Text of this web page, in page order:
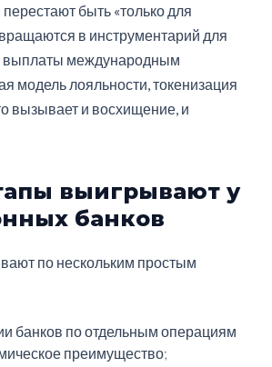
быть «только для
в инструментарий для
выплаты международным
модель лояльности, токенизация
вызывает и восхищение, и
выигрывают у
банков
по нескольким простым
банков по отдельным операциям
преимущество;